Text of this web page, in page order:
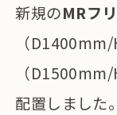
新規のMRフ
（
（
配置しました